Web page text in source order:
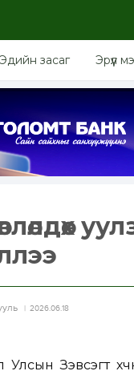
Эдийн засаг Эрүүл
2026.06.18
Улсын Зэвсэгт